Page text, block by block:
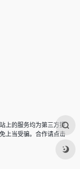
上的服务均为第三方提
上当受骗。合作请点击